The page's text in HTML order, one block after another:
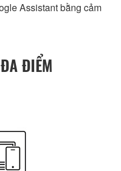
Assistant bằng cảm
ĐIỂM